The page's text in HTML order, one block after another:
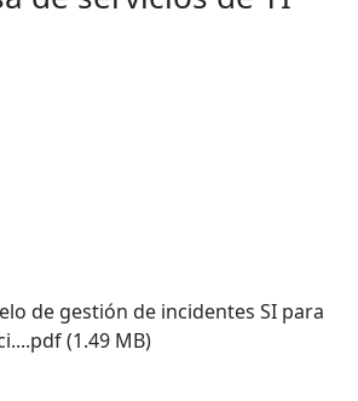
de gestión de incidentes SI para
(1.49 MB)